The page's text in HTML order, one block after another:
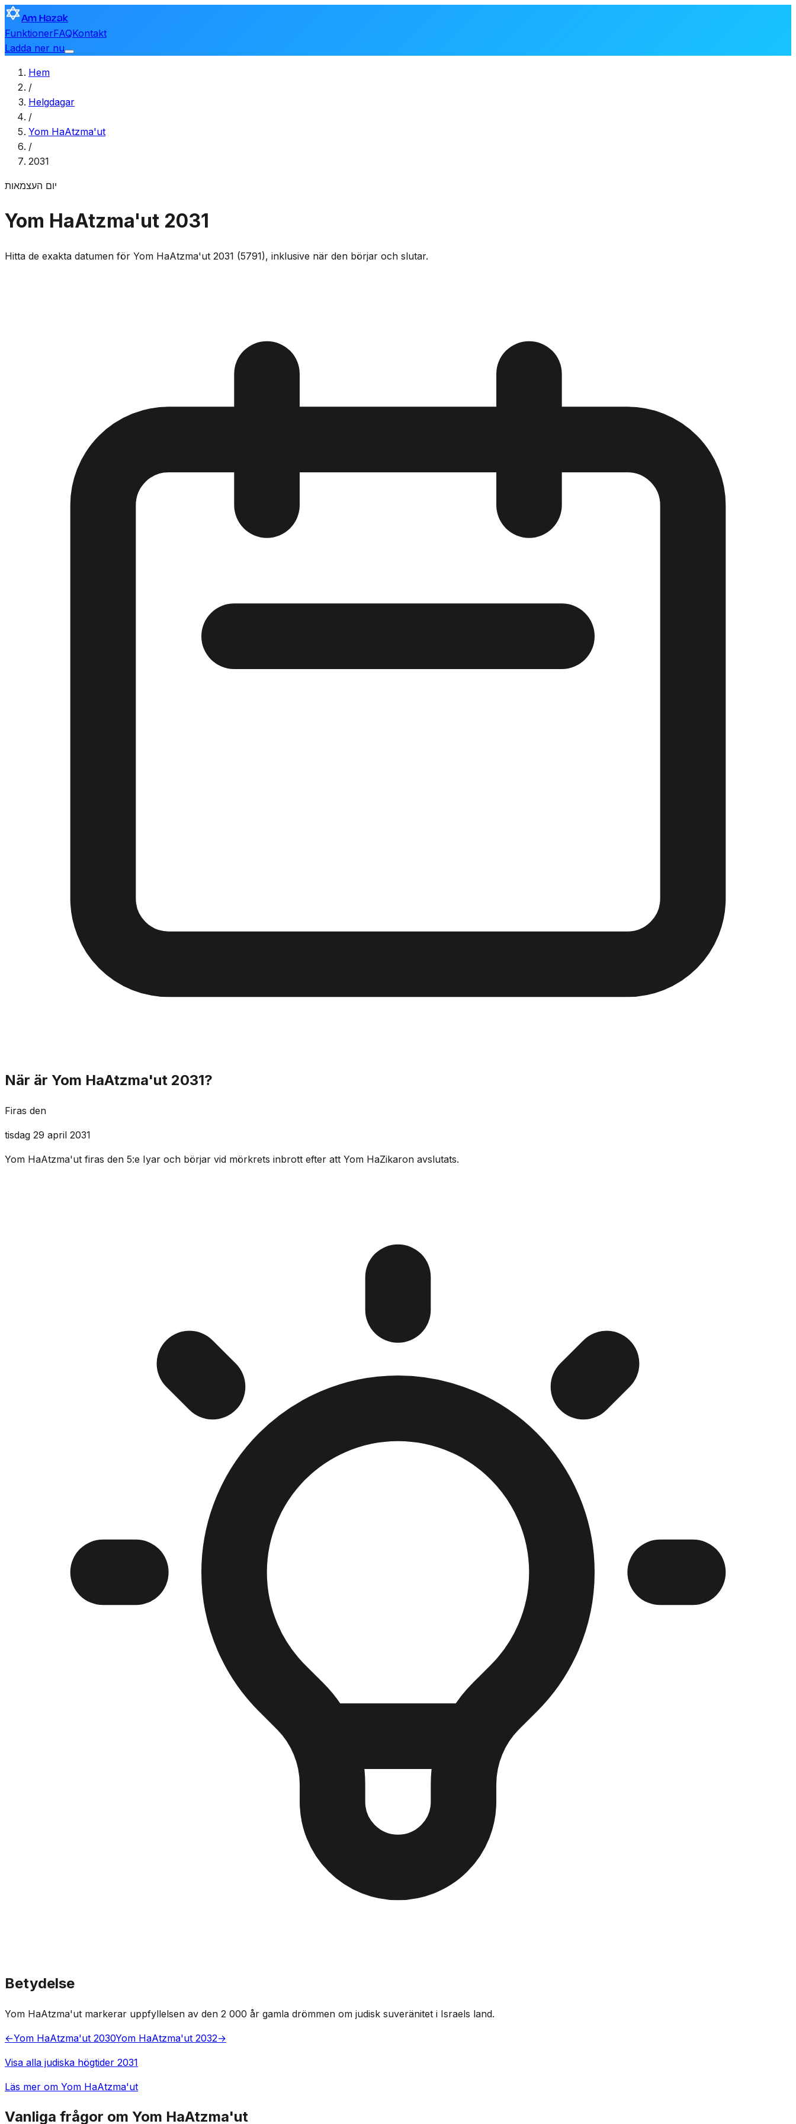
Am Hazak
FunktionerFAQKontakt
Ladda ner nu
Hem
/
Helgdagar
/
Yom HaAtzma'ut
/
2031
יום העצמאות
Yom HaAtzma'ut 2031
Hitta de exakta datumen för Yom HaAtzma'ut 2031 (5791), inklusive när den börjar och slutar.
När är Yom HaAtzma'ut 2031?
Firas den
tisdag 29 april 2031
Yom HaAtzma'ut firas den 5:e Iyar och börjar vid mörkrets inbrott efter att Yom HaZikaron avslutats.
Betydelse
Yom HaAtzma'ut markerar uppfyllelsen av den 2 000 år gamla drömmen om judisk suveränitet i Israels land.
←Yom HaAtzma'ut 2030Yom HaAtzma'ut 2032→
Visa alla judiska högtider 2031
Läs mer om Yom HaAtzma'ut
Vanliga frågor om Yom HaAtzma'ut